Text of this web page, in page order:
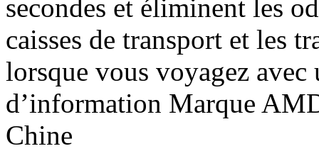
secondes et éliminent les
caisses de transport et les
lorsque vous voyagez
d’information Marque
Chine